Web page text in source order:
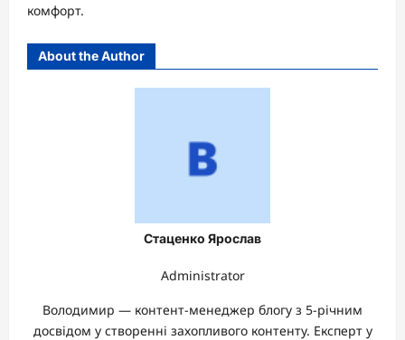
комфорт.
About the Author
Стаценко Ярослав
Administrator
Володимир — контент-менеджер блогу з 5-річним
досвідом у створенні захопливого контенту. Експерт у